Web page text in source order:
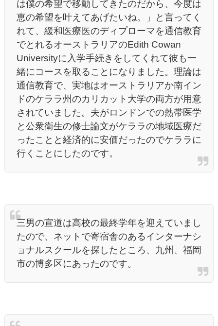
は僕の希望で移動してきたのだから、今度は
恵の希望を叶えてあげたいね。」と言ってく
れて、緩和医療医のディプローマを通信教育
でとれるオーストラリアのEdith Cowan
Universityに入学手続きをしてくれて彼も一
緒にコースを取ることになりました。理論は
通信教育で、実地はオーストラリアか南イン
ドのケララ州のカリカット大学の両方が用意
されていました。夫がロンドンでの熱帯医学
と公衆衛生の修士論文がケララの地域医療だ
ったことと経済的に安価だったのでケララに
行くことにしたのです。
三男の宣道は高校の最終学年を迎えていまし
たので、ネットで寄宿舎のあるインターナシ
ョナルスクールを探したところ、九州、福岡
市の博多区にあったのです。